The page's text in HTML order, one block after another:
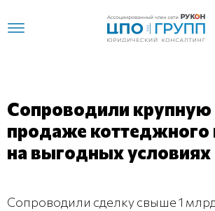
Сопроводили крупную
продаже коттеджного
на выгодных условиях
Сопроводили сделку свыше 1